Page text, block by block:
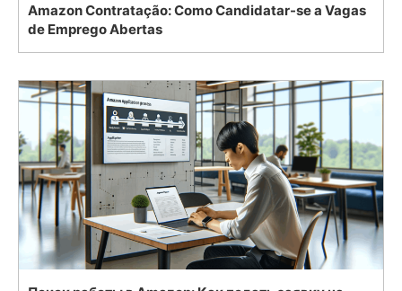
Amazon Contratação: Como Candidatar-se a Vagas
de Emprego Abertas